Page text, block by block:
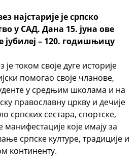
најстарије је српско
у САД. Дана 15. јуна ове
јубилеј – 120. годишњицу
током своје дуге историје
помогао своје чланове,
у средњим школама и на
православну цркву и дечије
српских сестара, спортске,
које имају за
српске културе, традиције и
континенту.